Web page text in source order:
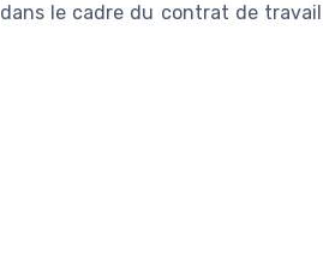
le cadre du contrat de travail